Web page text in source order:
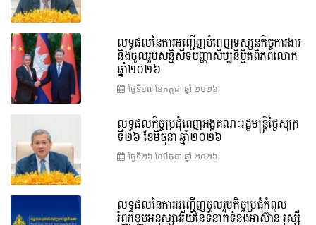
លទ្ធផលនៃការអញ្ជើញបំពេញទស្សនកិច្ចការងារ
និងចូលរួមសន្និសីទបញ្ញាសិប្បនិម្មិតពិភពលោក
ឆ្នាំ២០២៦
ថ្ងៃទី១៧ ខែ​កក្កដា ឆ្នាំ ២០២៦
លទ្ធផលកិច្ចប្រជុំពេញអង្គគណៈរដ្ឋមន្រ្តីថ្ងៃសុក្រ
ទី២៦ ខែមិថុនា ឆ្នាំ២០២៦
ថ្ងៃទី២៦ ខែ​មិថុនា ឆ្នាំ ២០២៦
លទ្ធផលនៃការអញ្ជើញចូលរួមកិច្ចប្រជុំកំពូល
រំឭកខួបអនុស្សាវរីយ៍នៃទំនាក់ទំនងអាស៊ាន-រុស្ស៊ី